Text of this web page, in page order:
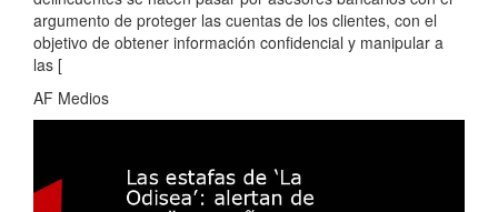
argumento de proteger las cuentas de los clientes, con el
objetivo de obtener información confidencial y manipular a
las [
AF Medios